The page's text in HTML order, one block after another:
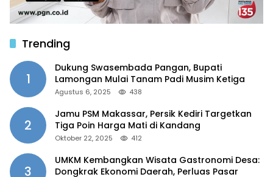
Trending
1
Dukung Swasembada Pangan, Bupati
Lamongan Mulai Tanam Padi Musim Ketiga
Agustus 6, 2025 438
2
Jamu PSM Makassar, Persik Kediri Targetkan
Tiga Poin Harga Mati di Kandang
Oktober 22, 2025 412
3
UMKM Kembangkan Wisata Gastronomi Desa:
Dongkrak Ekonomi Daerah, Perluas Pasar